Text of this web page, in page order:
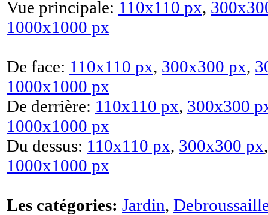
Vue principale: 110x110 px,
1000x1000 px
De face: 110x110 px, 300x300 px,
1000x1000 px
De derrière: 110x110 px, 300x300
1000x1000 px
Du dessus: 110x110 px, 300x300 px
1000x1000 px
Les catégories: Jardin,